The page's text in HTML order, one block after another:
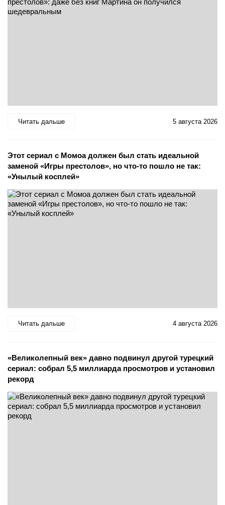
Читать дальше 5 августа 2026
Этот сериал с Момоа должен был стать идеальной
заменой «Игры престолов», но что-то пошло не так:
«Унылый косплей»
Читать дальше 4 августа 2026
«Великолепный век» давно подвинул другой турецкий
сериал: собрал 5,5 миллиарда просмотров и установил
рекорд